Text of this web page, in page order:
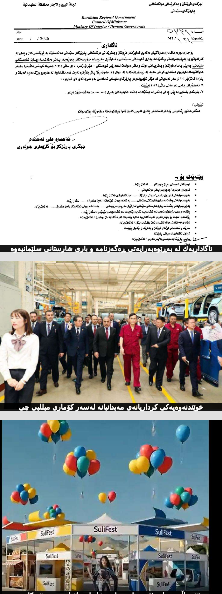
ئاگاداریه‌ك له‌ به‌ڕێوه‌به‌رایه‌تی ڕه‌گه‌زنامه‌ و باری شارستانی سلێمانیه‌وه‌
خوێندنەوەیەكی كرداریانەی مەیدانیانە لەسەر كۆماری میللیی چی